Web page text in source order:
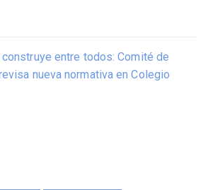
entre todos: Comité de
nueva normativa en Colegio